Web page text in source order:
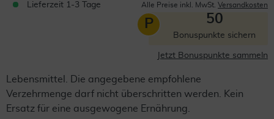
Lieferzeit 1-3 Tage Alle Preise inkl. MwSt. Versandkosten
P 50
Bonuspunkte sichern
Jetzt Bonuspunkte sammeln
Lebensmittel. Die angegebene empfohlene
Verzehrmenge darf nicht überschritten werden. Kein
Ersatz für eine ausgewogene Ernährung.